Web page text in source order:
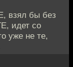
взял бы без
идет со
уже не те,